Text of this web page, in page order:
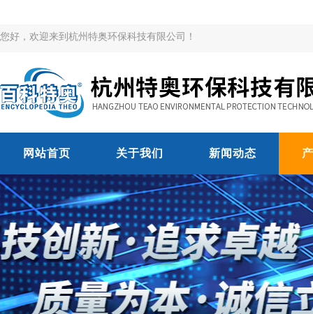
您好，欢迎来到杭州特奥环保科技有限公司！
网站首页 关于我们 新闻动态